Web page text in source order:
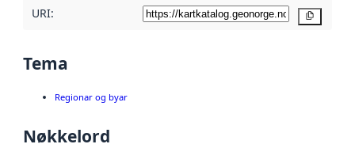
URI:
Tema
Regionar og byar
Nøkkelord